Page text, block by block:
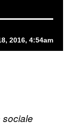
2016, 4:54am
sociale